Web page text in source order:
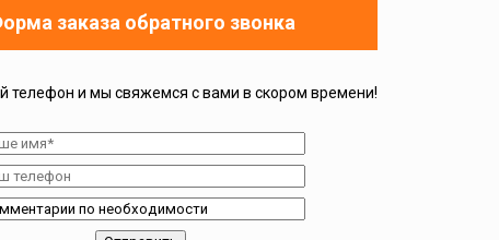
заказа обратного звонка
телефон и мы свяжемся с вами в скором времени!